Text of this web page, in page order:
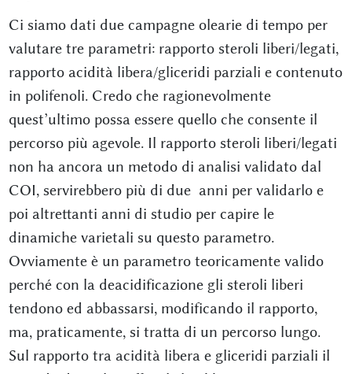
Ci siamo dati due campagne olearie di tempo per
valutare tre parametri: rapporto steroli liberi/legati,
rapporto acidità libera/gliceridi parziali e contenuto
in polifenoli. Credo che ragionevolmente
quest’ultimo possa essere quello che consente il
percorso più agevole. Il rapporto steroli liberi/legati
non ha ancora un metodo di analisi validato dal
COI, servirebbero più di due anni per validarlo e
poi altrettanti anni di studio per capire le
dinamiche varietali su questo parametro.
Ovviamente è un parametro teoricamente valido
perché con la deacidificazione gli steroli liberi
tendono ed abbassarsi, modificando il rapporto,
ma, praticamente, si tratta di un percorso lungo.
Sul rapporto tra acidità libera e gliceridi parziali il